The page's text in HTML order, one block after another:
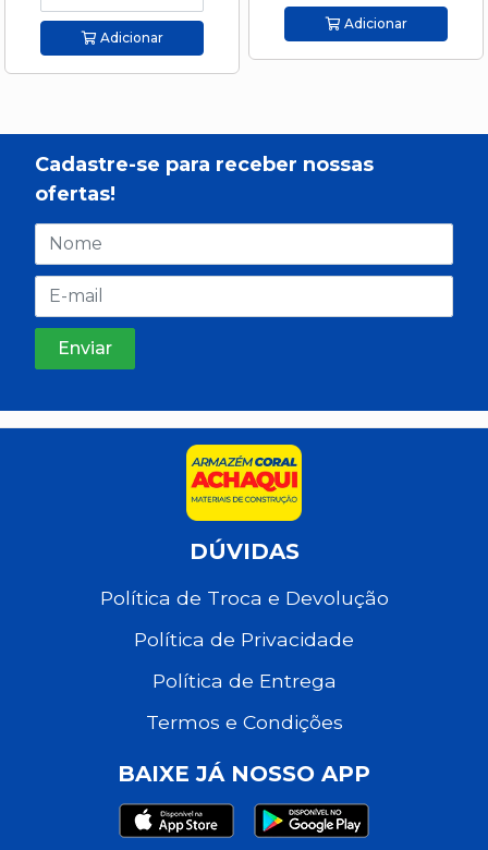
Adicionar
Adicionar
Cadastre-se para receber nossas
ofertas!
DÚVIDAS
Política de Troca e Devolução
Política de Privacidade
Política de Entrega
Termos e Condições
BAIXE JÁ NOSSO APP